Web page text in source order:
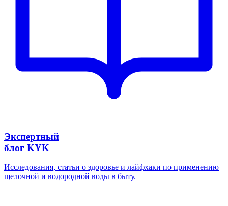
Экспертный
блог KYK
Исследования, статьи о здоровье и лайфхаки по применению
щелочной и водородной воды в быту.